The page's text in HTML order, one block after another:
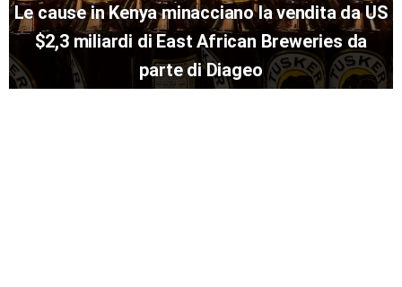
Le cause in Kenya minacciano la vendita da US
$2,3 miliardi di East African Breweries da
parte di Diageo